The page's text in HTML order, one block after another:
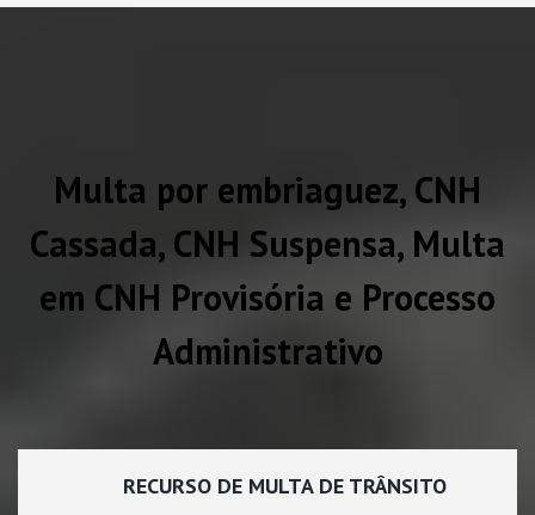
Multa por embriaguez, CNH
Cassada, CNH Suspensa, Multa
em CNH Provisória e Processo
Administrativo
RECURSO DE MULTA DE TRÂNSITO